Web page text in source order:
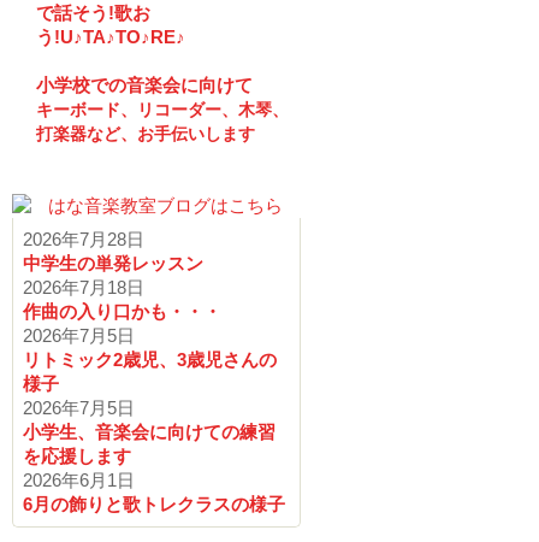
で話そう!歌お
う!U♪TA♪TO♪RE♪
小学校での音楽会に向けて
キーボード、リコーダー、木琴、
打楽器など、お手伝いします
2026年7月28日
中学生の単発レッスン
2026年7月18日
作曲の入り口かも・・・
2026年7月5日
リトミック2歳児、3歳児さんの
様子
2026年7月5日
小学生、音楽会に向けての練習
を応援します
2026年6月1日
6月の飾りと歌トレクラスの様子